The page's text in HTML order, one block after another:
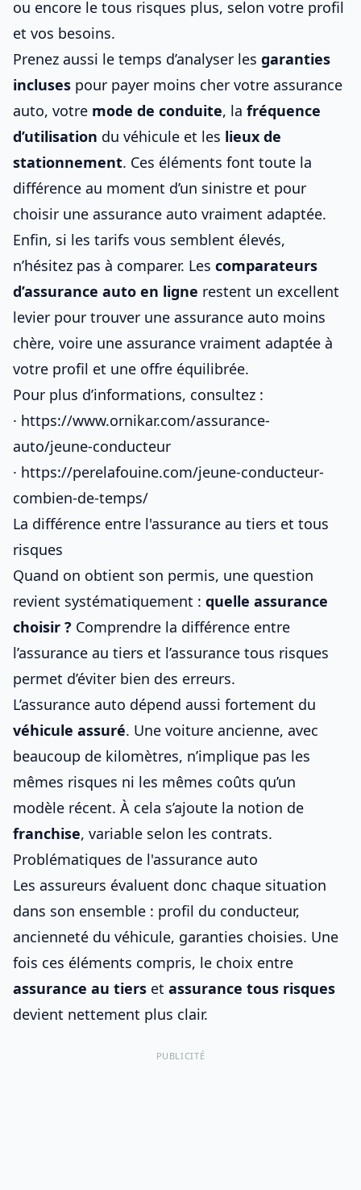
ou encore le tous risques plus, selon votre profil
et vos besoins.
Prenez aussi le temps d’analyser les garanties
incluses pour payer moins cher votre assurance
auto, votre mode de conduite, la fréquence
d’utilisation du véhicule et les lieux de
stationnement. Ces éléments font toute la
différence au moment d’un sinistre et pour
choisir une assurance auto vraiment adaptée.
Enfin, si les tarifs vous semblent élevés,
n’hésitez pas à comparer. Les comparateurs
d’assurance auto en ligne restent un excellent
levier pour trouver une assurance auto moins
chère, voire une assurance vraiment adaptée à
votre profil et une offre équilibrée.
Pour plus d’informations, consultez :
· https://www.ornikar.com/assurance-
auto/jeune-conducteur
· https://perelafouine.com/jeune-conducteur-
combien-de-temps/
La différence entre l'assurance au tiers et tous
risques
Quand on obtient son permis, une question
revient systématiquement : quelle assurance
choisir ? Comprendre la différence entre
l’assurance au tiers et l’assurance tous risques
permet d’éviter bien des erreurs.
L’assurance auto dépend aussi fortement du
véhicule assuré. Une voiture ancienne, avec
beaucoup de kilomètres, n’implique pas les
mêmes risques ni les mêmes coûts qu’un
modèle récent. À cela s’ajoute la notion de
franchise, variable selon les contrats.
Problématiques de l'assurance auto
Les assureurs évaluent donc chaque situation
dans son ensemble : profil du conducteur,
ancienneté du véhicule, garanties choisies. Une
fois ces éléments compris, le choix entre
assurance au tiers et assurance tous risques
devient nettement plus clair.
PUBLICITÉ